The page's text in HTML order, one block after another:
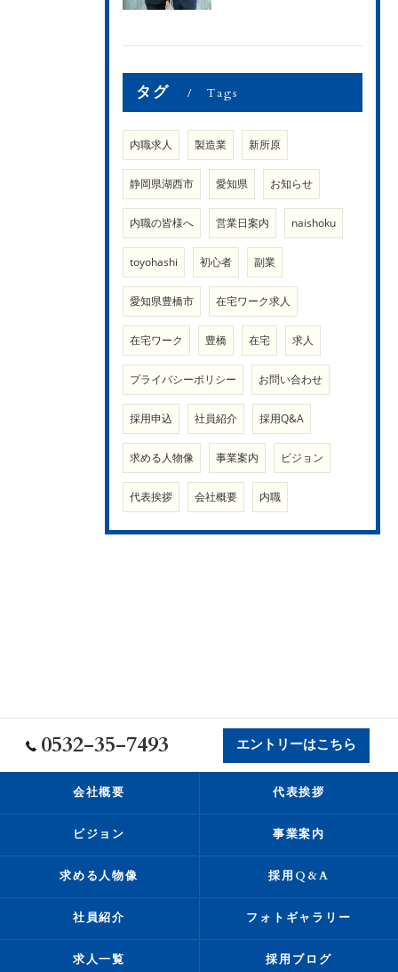
タグ Tags
内職求人 製造業 新所原
静岡県湖西市 愛知県 お知らせ
内職の皆様へ 営業日案内 naishoku
toyohashi 初心者 副業
愛知県豊橋市 在宅ワーク求人
在宅ワーク 豊橋 在宅 求人
プライバシーポリシー お問い合わせ
採用申込 社員紹介 採用Q&A
求める人物像 事業案内 ビジョン
代表挨拶 会社概要 内職
0532-35-7493 エントリーはこちら
会社概要 代表挨拶
ビジョン 事業案内
求める人物像 採用Q&A
社員紹介 フォトギャラリー
求人一覧 採用ブログ